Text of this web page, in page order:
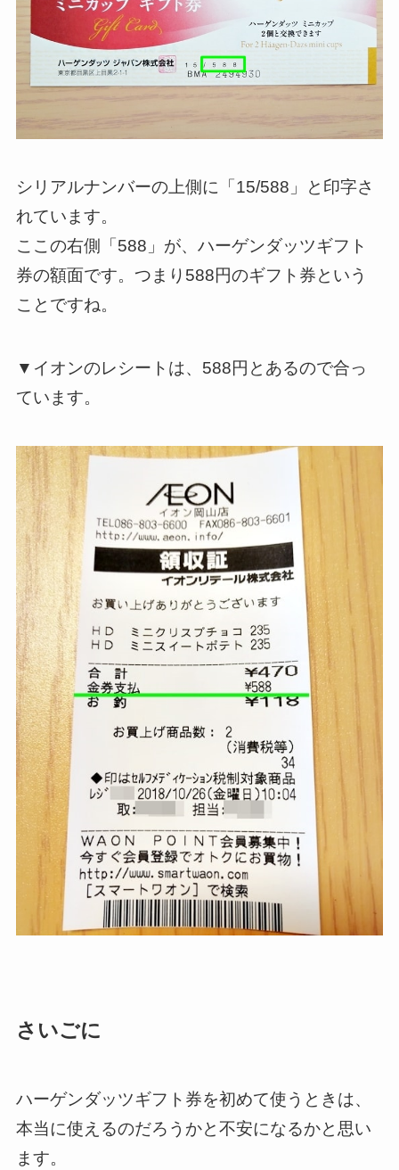
シリアルナンバーの上側に「15/588」と印字さ
れています。
ここの右側「588」が、ハーゲンダッツギフト
券の額面です。つまり 588円のギフト券という
ことですね。
▼イオンのレシートは、588円とあるので合っ
ています。
さいごに
ハーゲンダッツギフト券を初めて使うときは、
本当に使えるのだろうかと不安になるかと思い
ます。